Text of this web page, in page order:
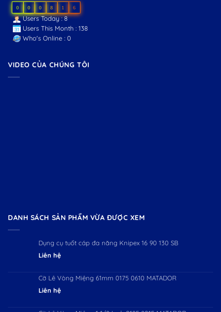
0 0 0 8 1 6
Users Today : 8
Users This Month : 138
Who's Online : 0
VIDEO CỦA CHÚNG TÔI
DANH SÁCH SẢN PHẨM VỪA ĐƯỢC XEM
Dụng cụ tuốt cáp đa năng Knipex 16 90 130 SB
Liên hệ
Cờ Lê Vòng Miệng 61mm 0175 0610 MATADOR
Liên hệ